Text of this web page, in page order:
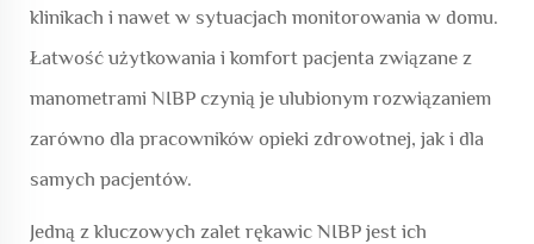
klinikach i nawet w sytuacjach monitorowania w domu.
Łatwość użytkowania i komfort pacjenta związane z
manometrami NIBP czynią je ulubionym rozwiązaniem
zarówno dla pracowników opieki zdrowotnej, jak i dla
samych pacjentów.
Jedną z kluczowych zalet rękawic NIBP jest ich